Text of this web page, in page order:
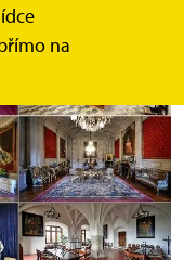
na